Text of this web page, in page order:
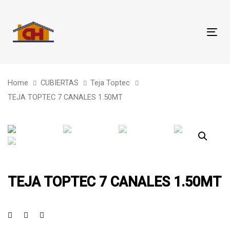
primary
Home CUBIERTAS
Teja Toptec
TEJA TOPTEC 7 CANALES 1.50MT
TEJA TOPTEC 7 CANALES 1.50MT